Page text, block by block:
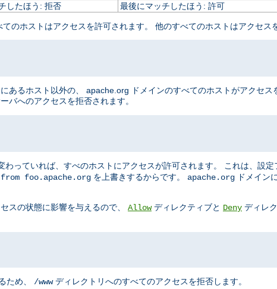
したほう: 拒否 最後にマッチしたほう: 許可
のホストはアクセスを許可されます。 他のすべてのホストはアクセス
あるホスト以外の、 apache.org ドメインのすべてのホストがアクセ
バへのアクセスを拒否されます。
わっていれば、すべのホストにアクセスが許可されます。 これは、設定
from foo.apache.org を上書きするからです。 apache.org ドメイン
スの状態に影響を与えるので、 Allowディレクティブと Deny ディレ
ため、 /wwwディレクトリへのすべてのアクセスを拒否します。